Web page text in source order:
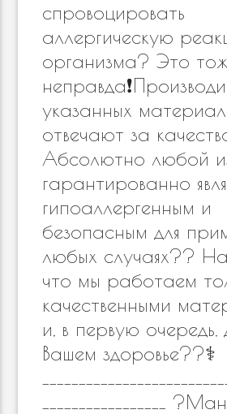
спровоцировать
аллергическую
организма? Это
указанных
отвечают за
Абсолютно любой
гарантированно
гипоаллергенным и
безопасным для
любых случаях??
что мы работаем
качественными
и, в первую
Вашем здоровье??‍⚕️
_________________